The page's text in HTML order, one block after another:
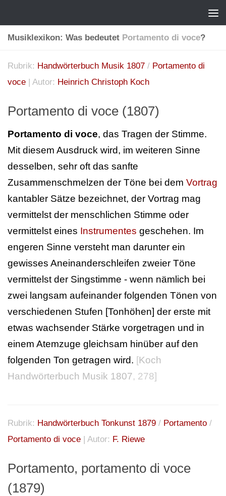
Musiklexikon: Was bedeutet Portamento di voce?
Rubrik: Handwörterbuch Musik 1807 / Portamento di
voce | Autor: Heinrich Christoph Koch
Portamento di voce (1807)
Portamento di voce, das Tragen der Stimme.
Mit diesem Ausdruck wird, im weiteren Sinne
desselben, sehr oft das sanfte
Zusammenschmelzen der Töne bei dem Vortrag
kantabler Sätze bezeichnet, der Vortrag mag
vermittelst der menschlichen Stimme oder
vermittelst eines Instrumentes geschehen. Im
engeren Sinne versteht man darunter ein
gewisses Aneinanderschleifen zweier Töne
vermittelst der Singstimme - wenn nämlich bei
zwei langsam aufeinander folgenden Tönen von
verschiedenen Stufen [Tonhöhen] der erste mit
etwas wachsender Stärke vorgetragen und in
einem Atemzuge gleichsam hinüber auf den
folgenden Ton getragen wird. [Koch
Handwörterbuch Musik 1807, 278]
Rubrik: Handwörterbuch Tonkunst 1879 / Portamento /
Portamento di voce | Autor: F. Riewe
Portamento, portamento di voce
(1879)